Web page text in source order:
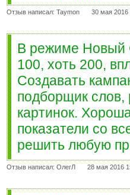
Отзыв написал: Taymon 30 мая 2016
В режиме Новый
100, хоть 200,
Создавать
подборщик слов,
картинок.
показатели со
решить любую
Отзыв написал: ОлегЛ 28 мая 2016